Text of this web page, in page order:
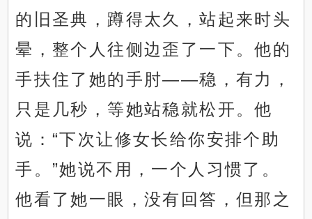
的旧圣典，蹲得太久，站起来时头
晕，整个人往侧边歪了一下。他的
手扶住了她的手肘——稳，有力，
只是几秒，等她站稳就松开。他
说：“下次让修女长给你安排个助
手。”她说不用，一个人习惯了。
他看了她一眼，没有回答，但那之